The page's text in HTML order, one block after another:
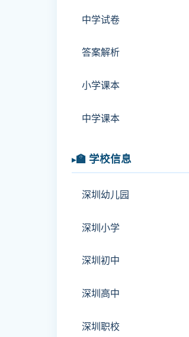
中学试卷
答案解析
小学课本
中学课本
🏫 学校信息
深圳幼儿园
深圳小学
深圳初中
深圳高中
深圳职校